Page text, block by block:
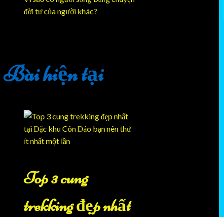
đời tư của người khác?
Bài hiện tại
Top 3 cung
trekking đẹp nhất